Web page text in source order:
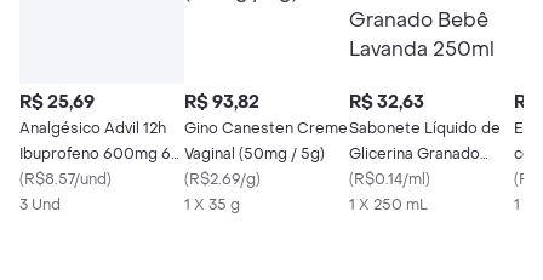
R$ 25,69
Analgésico Advil 12h
Ibuprofeno 600mg 6
Comprimidos
(R$8.57/und)
3 Und
R$ 93,82
Gino Canesten Creme
Vaginal (50mg / 5g)
(R$2.69/g)
1 X 35 g
R$ 32,63
Sabonete Líquido de
Glicerina Granado
Bebê Lavanda 250ml
(R$0.14/ml)
1 X 250 mL
R$
(
1 X